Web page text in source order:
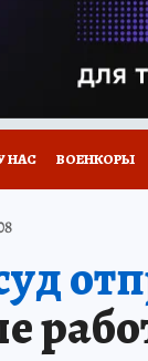
НОВОЕ
НАС ВОЕНКОРЫ